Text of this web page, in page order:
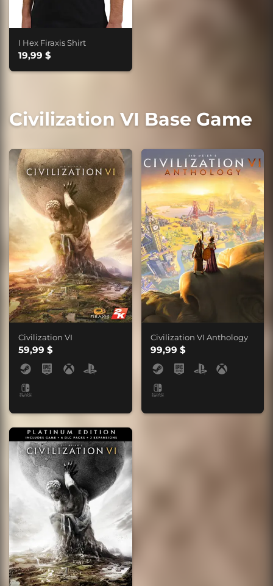
I Hex Firaxis Shirt
19,99 $
Civilization VI Base Game
Civilization VI
59,99 $
Civilization VI Anthology
99,99 $